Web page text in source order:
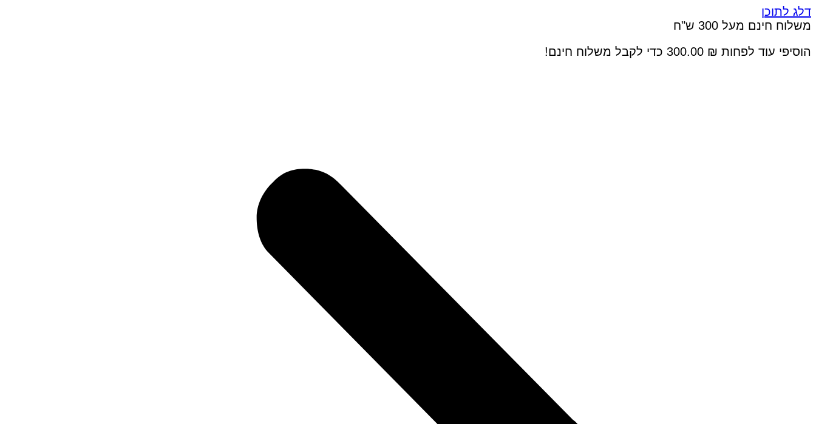
דלג לתוכן
משלוח חינם מעל 300 ש"ח
הוסיפי עוד לפחות
300.00 ₪ כדי לקבל משלוח חינם!